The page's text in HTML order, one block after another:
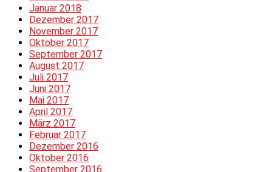
Januar 2018
Dezember 2017
November 2017
Oktober 2017
September 2017
August 2017
Juli 2017
Juni 2017
Mai 2017
April 2017
März 2017
Februar 2017
Dezember 2016
Oktober 2016
September 2016